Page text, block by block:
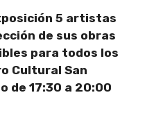
5 artistas
de sus obras
para todos los
Cultural San
de 17:30 a 20:00